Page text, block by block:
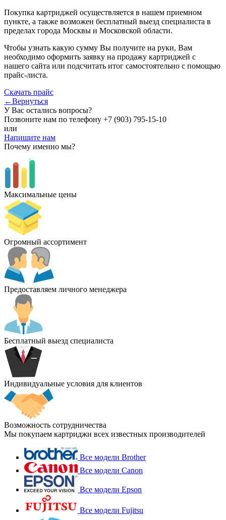
Покупка картриджей осуществляется в нашем приемном
пункте, а также возможен бесплатный выезд специалиста в
пределах города Москвы и Московской области.
Чтобы узнать какую сумму Вы получите на руки, Вам
необходимо оформить заявку на продажу картриджей с
нашего сайта или подсчитать итог самостоятельно с помощью
прайс-листа.
Скачать прайс
←Вернуться
У Вас остались вопросы?
Позвоните нам по телефону +7 (903) 795-15-10
или
Напишите нам
Почему именно мы?
Максимальные цены
Огромный ассортимент
Предоставляем личного менеджера
Бесплатный выезд специалиста
Индивидуальные условия для клиентов
Возможность сотрудничества
Мы покупаем картриджи всех известных производителей
Все модели Brother
Все модели Canon
Все модели Epson
Все модели Fujitsu